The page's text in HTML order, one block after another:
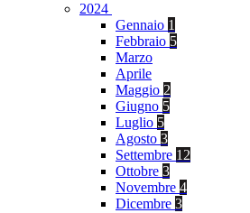
2024
Gennaio 1
Febbraio 5
Marzo
Aprile
Maggio 2
Giugno 5
Luglio 5
Agosto 3
Settembre 12
Ottobre 3
Novembre 4
Dicembre 3